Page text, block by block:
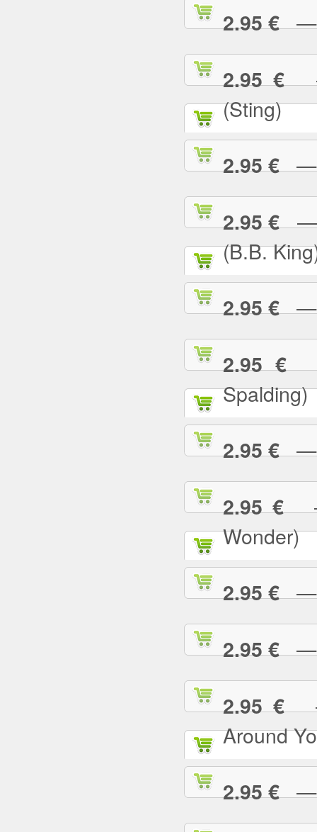
2.95 €—
2.95 €—
(Sting)
2.95 €— I
2.95 €— I
(B.B.
2.95 €— I
2.95 €—
Spalding)
2.95 €— I
2.95 €—
Wonder)
2.95 €—
2.95 €—
2.95 €—
Around
2.95 €—